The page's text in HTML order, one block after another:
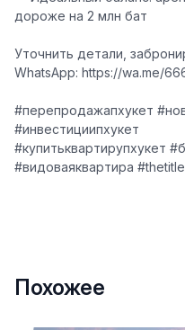
дороже на 2 млн бат
Уточнить детали,
WhatsApp: https://wa.me/
#перепродажапхукет
#инвестициипхукет
#купитьквартирупхукет
#видоваяквартира
Похожее